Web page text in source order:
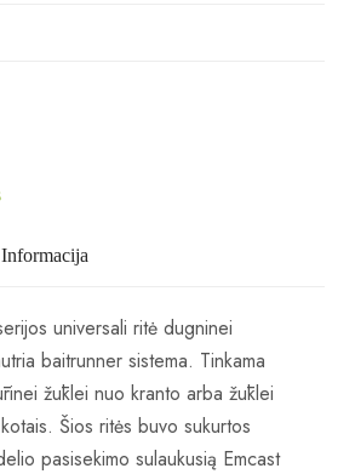
universali ritė dugninei
baitrunner sistema. Tinkama
žūklei nuo kranto arba žūklei
Šios ritės buvo sukurtos
pasisekimo sulaukusią Emcast